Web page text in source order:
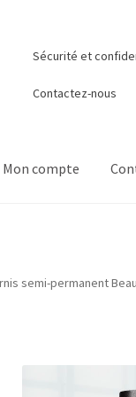
Sécurité et
Contactez-nous
Mon compte
semi-permanent